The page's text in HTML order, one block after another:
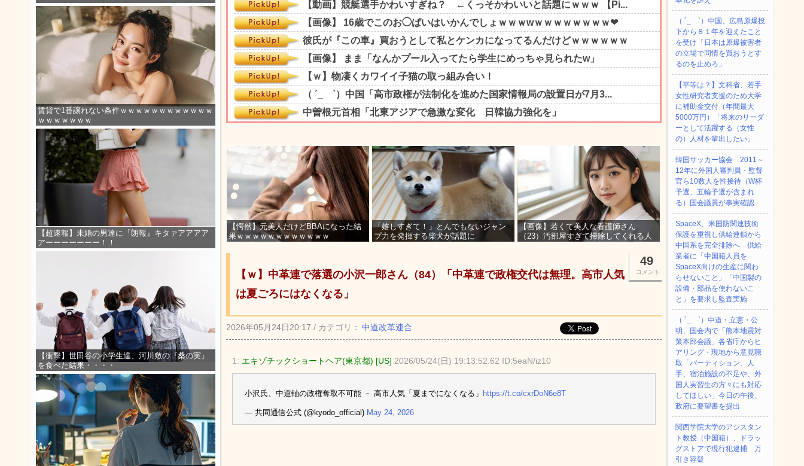
賃貸で1番譲れない条件ｗｗｗｗｗｗｗｗｗｗｗｗ
ｗｗｗｗｗｗｗ
【超速報】未婚の男達に『朗報』キタァアアアア
アーーーーーーー！！
【衝撃】世田谷の小学生達、河川敷の『桑の実』
を食べた結果・・・・
【愕然】元美人だけどBBAになった結
果ｗｗｗｗｗｗｗｗｗｗｗｗ
「嬉しすぎて！」とんでもないジャン
プ力を発揮する柴犬が話題に
【画像】若くて美人な看護師さん
（23）汚部屋すぎて掃除してくれる人
49
コメント
【ｗ】中革連で落選の小沢一郎さん（84）「中革連で政権交代は無理。高市人気
は夏ごろにはなくなる」
2026年05月24日20:17 / カテゴリ： 中道改革連合
1: エキゾチックショートヘア(東京都) [US] 2026/05/24(日) 19:13:52.62 ID:5eaN/iz10
小沢氏、中道軸の政権奪取不可能 － 高市人気「夏までになくなる」 https://t.co/cxrDoN6e8T
— 共同通信公式 (@kyodo_official) May 24, 2026
（ ´_ゝ`）中国、広島原爆投
下から８１年を迎えたこと
を受け「日本は原爆被害者
の立場で同情を買おうとす
るのを止めろ」
【平等は？】文科省、若手
女性研究者支援のため大学
に補助金交付（年間最大
5000万円）「将来のリーダ
ーとして活躍する（女性
の）人材を輩出したい」
韓国サッカー協会 2011～
12年に外国人審判員・監督
官ら10数人を性接待（W杯
予選、五輪予選が含まれ
る）国会議員が事実確認
SpaceX、米国防関連技術
保護を重視し供給連鎖から
中国系を完全排除へ 供給
業者に「中国籍人員を
SpaceX向けの生産に関わ
らせないこと」「中国製の
設備・部品を使わないこ
と」を要求し監査実施
（ ´_ゝ`）中道・立憲・公
明、国会内で「熊本地震対
策本部会議」各省庁からヒ
アリング・現地から意見聴
取「パーティション、人
手、宿泊施設の不足や、外
国人実習生の方々にも対応
してほしい」今日の午後、
政府に要望書を提出
関西学院大学のアシスタン
ト教授（中国籍）、ドラッ
グストアで現行犯逮捕 万
引き容疑